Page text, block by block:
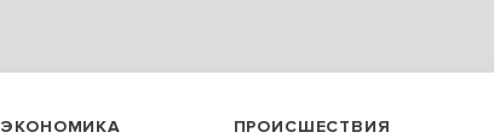
ЭКОНОМИКА ПРОИСШЕСТВИЯ